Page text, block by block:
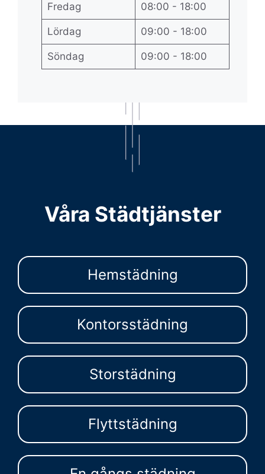
Fredag 08:00 - 18:00
Lördag 09:00 - 18:00
Söndag 09:00 - 18:00
Våra Städtjänster
Hemstädning
Kontorsstädning
Storstädning
Flyttstädning